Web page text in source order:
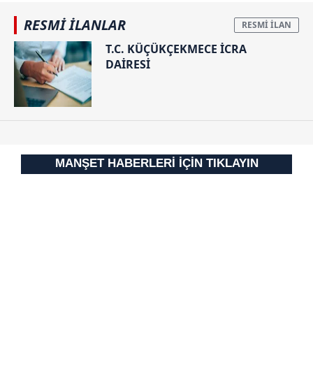
RESMİ İLANLAR
T.C. KÜÇÜKÇEKMECE İCRA
DAİRESİ
MANŞET HABERLERİ İÇİN TIKLAYIN